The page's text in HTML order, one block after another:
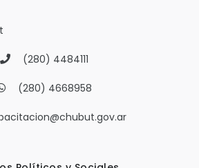
(280) 4484111
(280) 4668958